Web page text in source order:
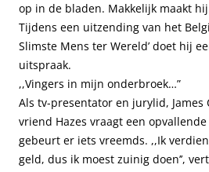
op in de bladen. Makkelijk maakt
Tijdens een uitzending van het
Slimste Mens ter Wereld’ doet hij
uitspraak.
,,Vingers in mijn onderbroek…”
Als tv-presentator en jurylid, James
vriend Hazes vraagt een
gebeurt er iets vreemds. ,,Ik
geld, dus ik moest zuinig doen’’,